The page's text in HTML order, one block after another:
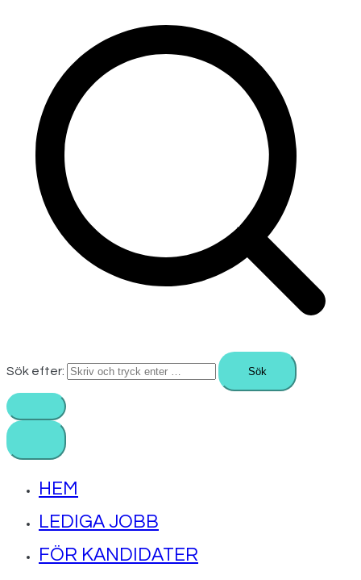
Sök efter:
HEM
LEDIGA JOBB
FÖR KANDIDATER